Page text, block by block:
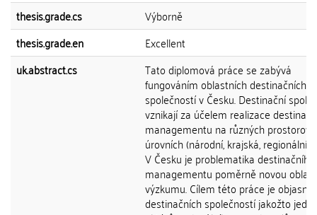
thesis.grade.cs
Výborně
thesis.grade.en
Excellent
uk.abstract.cs
Tato diplomová práce se zabývá
fungováním oblastních destinačních
společností v Česku. Destinační
vznikají za účelem realizace
managementu na různých
úrovních (národní, krajská, regionální,
V Česku je problematika destinačního
managementu poměrně novou
výzkumu. Cílem této práce je
destinačních společností jakožto